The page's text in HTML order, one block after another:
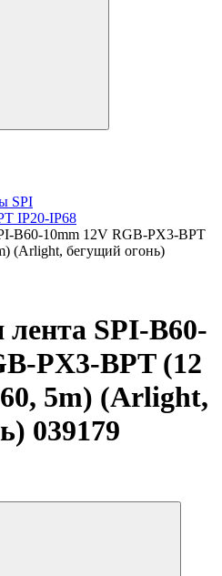
SPI
IP20-IP68
B60-10mm 12V RGB-PX3-BPT
(Arlight, бегущий огонь)
лента SPI-B60-
PX3-BPT (12
5m) (Arlight,
039179